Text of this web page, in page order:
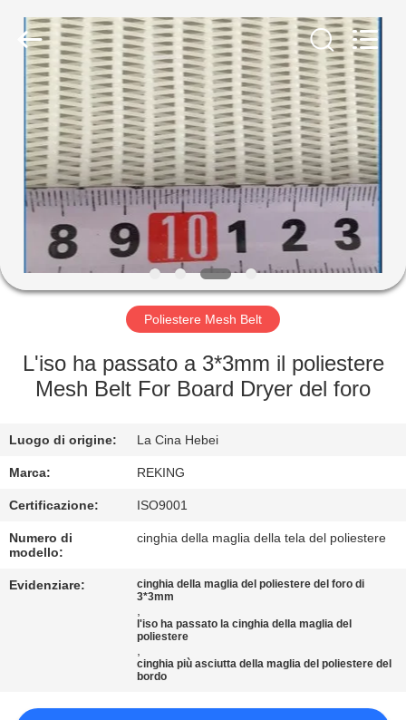
CASA
PRODOTTI
CIRCA
GIRO
FABBRICA
DI
QUALITÀ
CONTATTICI
NOTIZIE
CITAZIONE
Hebei
Reking
Mesh
Co.,Ltd.
Rights
Reserved.
Poliestere Mesh Belt
L'iso ha passato a 3*3mm il poliestere
Mesh Belt For Board Dryer del foro
Luogo di origine: La Cina Hebei
Marca: REKING
Certificazione: ISO9001
Numero di
modello:
cinghia della maglia della tela del poliestere
Evidenziare:
cinghia della maglia del poliestere del foro di
3*3mm
,
l'iso ha passato la cinghia della maglia del
poliestere
,
cinghia più asciutta della maglia del poliestere del
bordo